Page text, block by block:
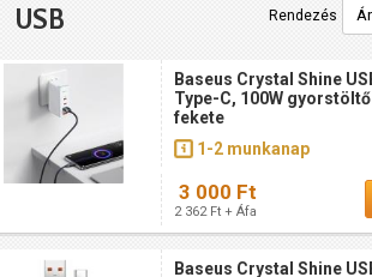
USB Rendezés
Baseus Crystal Shine
Type-C, 100W
fekete
1-2 munkanap
3 000 Ft
2 362 Ft + Áfa
Baseus Crystal Shine